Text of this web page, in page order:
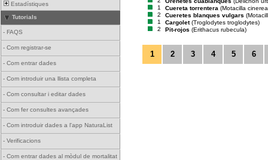
Estadístiques
Tutorials
- FAQS
- Com registrar-se
- Com entrar dades
- Com introduir una llista completa
- Com consultar i editar dades
- Com fer consultes avançades
- Com introduir dades a l'app NaturaList
- Verificacions
- Com entrar dades al mòdul de mortalitat
1
Cuereta torrentera (Motacilla
2
Cueretes blanques vulgars
1
Cargolet (Troglodytes troglodytes)
2
Pit-rojos (Erithacus rubecula)
1 2 3 4 5 6